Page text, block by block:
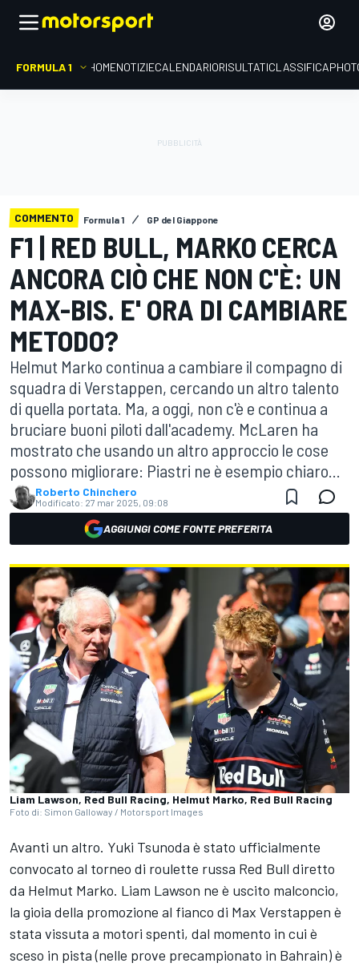
FORMULA 1 HOMENOTIZIECALENDARIORISULTATICLASSIFICA
COMMENTO Formula 1 GP del Giappone
F1 | RED BULL, MARKO CERCA
ANCORA CIÒ CHE NON C'È: UN
MAX-BIS. E' ORA DI CAMBIARE
METODO?
Helmut Marko continua a cambiare il compagno di
squadra di Verstappen, cercando un altro talento
di quella portata. Ma, a oggi, non c'è e continua a
bruciare buoni piloti dall'academy. McLaren ha
mostrato che usando un altro approccio le cose
possono migliorare: Piastri ne è esempio chiaro...
Roberto Chinchero
Modificato: 27 mar 2025, 09:08
AGGIUNGI COME FONTE PREFERITA
Liam Lawson, Red Bull Racing, Helmut Marko, Red Bull Racing
Foto di: Simon Galloway / Motorsport Images
Avanti un altro. Yuki Tsunoda è stato ufficialmente
convocato al torneo di roulette russa Red Bull diretto
da Helmut Marko. Liam Lawson ne è uscito malconcio,
la gioia della promozione al fianco di Max Verstappen è
stata vissuta a motori spenti, dal momento in cui è
sceso in pista (nelle prove precampionato in Bahrain) è